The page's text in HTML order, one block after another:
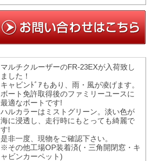
マルチクルーザーのFR-23EXが入荷致し
ました！
キャビンﾄﾞｱもあり、雨・風が凌げます。
ボート免許取得後のファミリーユースに
最適なボートです!
ハルカラーはミストグリーン。淡い色が
海に浸透し、走行時にもとっても綺麗で
す!
是非一度、現物をご確認下さい。
※その他工場OP装着済(・三角開閉窓・キ
ャビンカーペット)